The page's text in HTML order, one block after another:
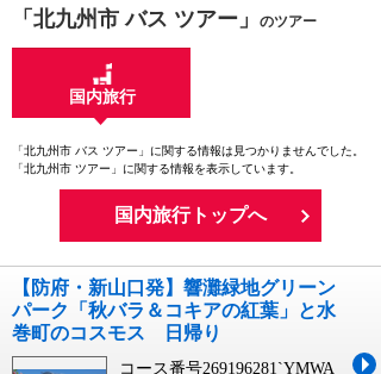
「北九州市 バス ツアー」 のツアー
国内旅行
「北九州市 バス ツアー」に関する情報は見つかりませんでした。
「北九州市 ツアー」に関する情報を表示しています。
国内旅行トップへ
【防府・新山口発】響灘緑地グリーン
パーク「秋バラ＆コキアの紅葉」と水
巻町のコスモス 日帰り
コース番号269196281`YMWA